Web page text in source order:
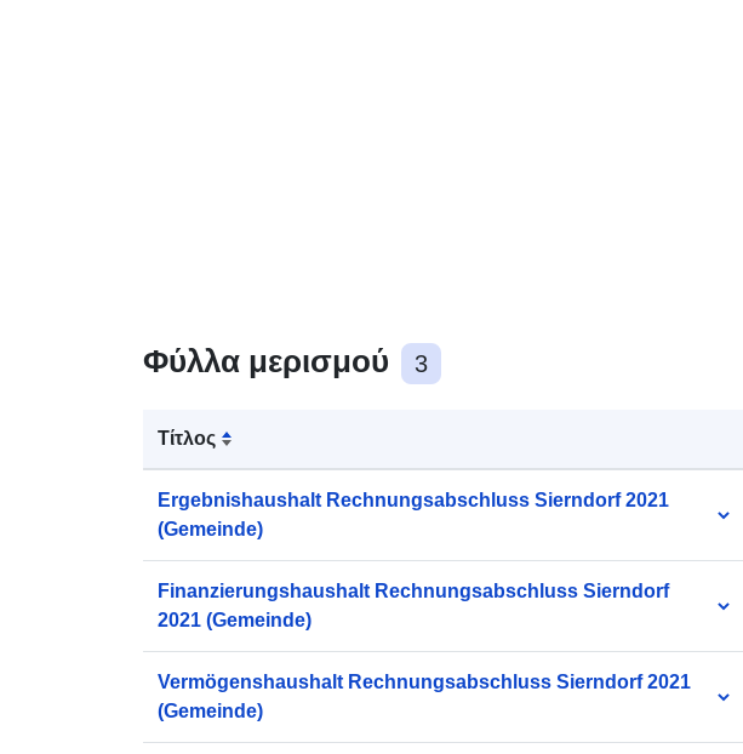
Φύλλα μερισμού 3
Τίτλος
Ergebnishaushalt Rechnungsabschluss Sierndorf 2021
(Gemeinde)
Finanzierungshaushalt Rechnungsabschluss Sierndorf
2021 (Gemeinde)
Vermögenshaushalt Rechnungsabschluss Sierndorf 2021
(Gemeinde)